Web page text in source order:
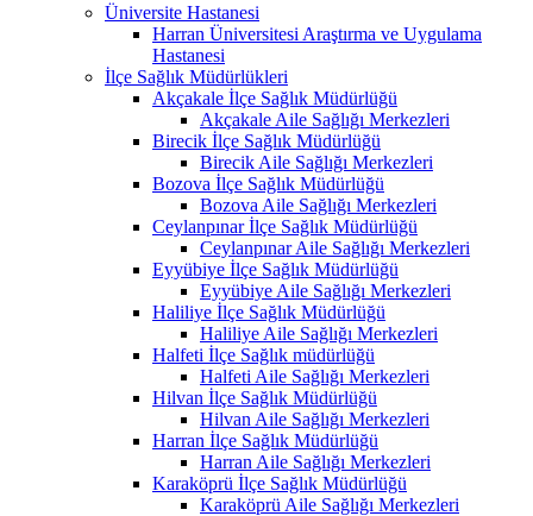
Üniversite Hastanesi
Harran Üniversitesi Araştırma ve Uygulama
Hastanesi
İlçe Sağlık Müdürlükleri
Akçakale İlçe Sağlık Müdürlüğü
Akçakale Aile Sağlığı Merkezleri
Birecik İlçe Sağlık Müdürlüğü
Birecik Aile Sağlığı Merkezleri
Bozova İlçe Sağlık Müdürlüğü
Bozova Aile Sağlığı Merkezleri
Ceylanpınar İlçe Sağlık Müdürlüğü
Ceylanpınar Aile Sağlığı Merkezleri
Eyyübiye İlçe Sağlık Müdürlüğü
Eyyübiye Aile Sağlığı Merkezleri
Haliliye İlçe Sağlık Müdürlüğü
Haliliye Aile Sağlığı Merkezleri
Halfeti İlçe Sağlık müdürlüğü
Halfeti Aile Sağlığı Merkezleri
Hilvan İlçe Sağlık Müdürlüğü
Hilvan Aile Sağlığı Merkezleri
Harran İlçe Sağlık Müdürlüğü
Harran Aile Sağlığı Merkezleri
Karaköprü İlçe Sağlık Müdürlüğü
Karaköprü Aile Sağlığı Merkezleri